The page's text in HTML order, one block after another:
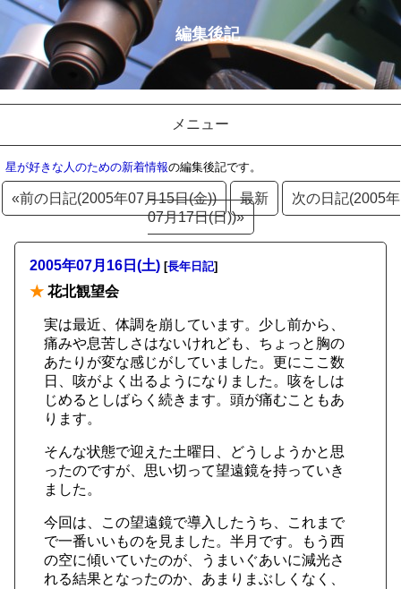
編集後記
メニュー
星が好きな人のための新着情報の編集後記です。
«前の日記(2005年07月15日(金)) 最新
次の日記(2005年
07月17日(日))»
2005年07月16日(土) [長年日記]
★ 花北観望会
実は最近、体調を崩しています。少し前から、
痛みや息苦しさはないけれども、ちょっと胸の
あたりが変な感じがしていました。更にここ数
日、咳がよく出るようになりました。咳をしは
じめるとしばらく続きます。頭が痛むこともあ
ります。
そんな状態で迎えた土曜日、どうしようかと思
ったのですが、思い切って望遠鏡を持っていき
ました。
今回は、この望遠鏡で導入したうち、これまで
で一番いいものを見ました。半月です。もう西
の空に傾いていたのが、うまいぐあいに減光さ
れる結果となったのか、あまりまぶしくなく、